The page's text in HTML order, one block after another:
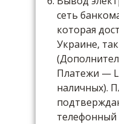
сеть
которая
Украине,
Платежи —
наличных).
телефонный